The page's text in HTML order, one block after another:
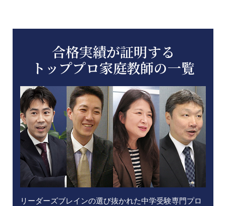
合格実績が証明する
トッププロ家庭教師の一覧
リーダーズブレインの選び抜かれた中学受験専門プロ